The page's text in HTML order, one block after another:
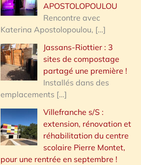
APOSTOLOPOULOU
Rencontre avec
Katerina Apostolopoulou, […]
Jassans-Riottier : 3
sites de compostage
partagé une première !
Installés dans des
emplacements […]
Villefranche s/S :
extension, rénovation et
réhabilitation du centre
scolaire Pierre Montet,
pour une rentrée en septembre !